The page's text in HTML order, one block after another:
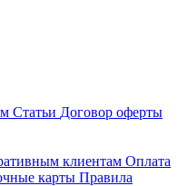
Статьи Договор оферты
клиентам Оплата
карты Правила